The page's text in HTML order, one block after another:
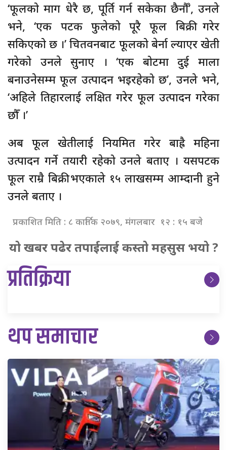
‘फूलको माग धेरै छ, पूर्ति गर्न सकेका छैनौँ’, उनले
भने, ‘एक पटक फुलेको पूरै फूल बिक्री गरेर
सकिएको छ ।’ चितवनबाट फूलको बेर्ना ल्याएर खेती
गरेको उनले सुनाए । ‘एक बोटमा दुई माला
बनाउनेसम्म फूल उत्पादन भइरहेको छ’, उनले भने,
‘अहिले तिहारलाई लक्षित गरेर फूल उत्पादन गरेका
छौँ ।’
अब फूल खेतीलाई नियमित गरेर बाह्रै महिना
उत्पादन गर्ने तयारी रहेको उनले बताए । यसपटक
फूल राम्रै बिक्री भएकाले १५ लाखसम्म आम्दानी हुने
उनले बताए ।
प्रकाशित मिति : ८ कार्तिक २०७९, मंगलबार १२ : १५ बजे
यो खबर पढेर तपाईलाई कस्तो महसुस भयो ?
प्रतिक्रिया
थप समाचार